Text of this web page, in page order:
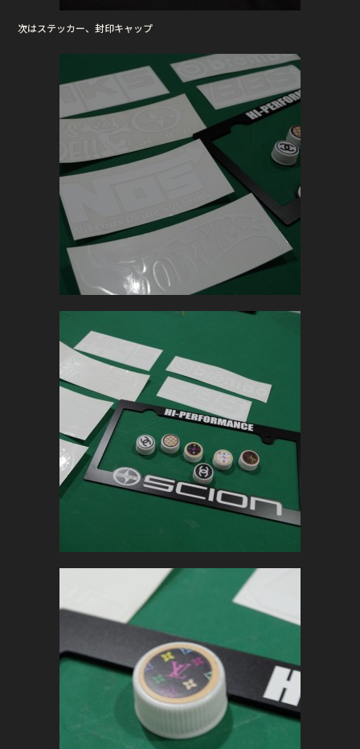
次はステッカー、封印キャップ